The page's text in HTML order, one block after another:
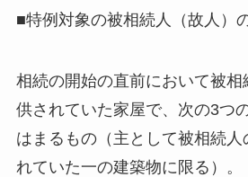
■特例対象の被相続人（故人）
相続の開始の直前において被相
供されていた家屋で、次の3つ
はまるもの（主として被相続人
れていた一の建築物に限る）。